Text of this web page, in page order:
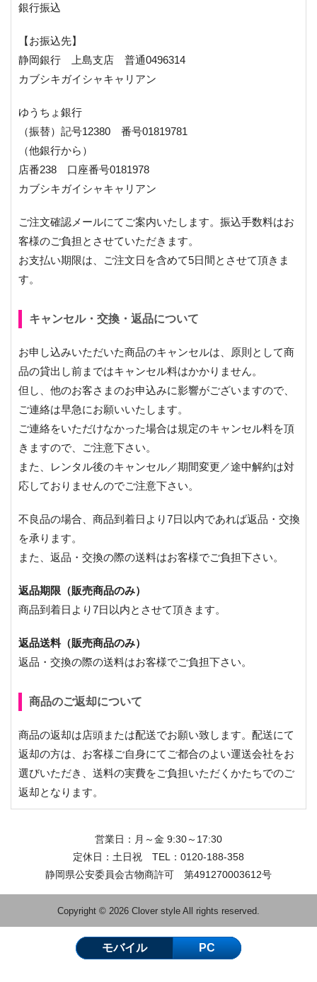
銀行振込
【お振込先】
静岡銀行 上島支店 普通0496314
カブシキガイシャキャリアン
ゆうちょ銀行
（振替）記号12380 番号01819781
（他銀行から）
店番238 口座番号0181978
カブシキガイシャキャリアン
ご注文確認メールにてご案内いたします。振込手数料はお
客様のご負担とさせていただきます。
お支払い期限は、ご注文日を含めて5日間とさせて頂きま
す。
キャンセル・交換・返品について
お申し込みいただいた商品のキャンセルは、原則として商
品の貸出し前まではキャンセル料はかかりません。
但し、他のお客さまのお申込みに影響がございますので、
ご連絡は早急にお願いいたします。
ご連絡をいただけなかった場合は規定のキャンセル料を頂
きますので、ご注意下さい。
また、レンタル後のキャンセル／期間変更／途中解約は対
応しておりませんのでご注意下さい。
不良品の場合、商品到着日より7日以内であれば返品・交換
を承ります。
また、返品・交換の際の送料はお客様でご負担下さい。
返品期限（販売商品のみ）
商品到着日より7日以内とさせて頂きます。
返品送料（販売商品のみ）
返品・交換の際の送料はお客様でご負担下さい。
商品のご返却について
商品の返却は店頭または配送でお願い致します。配送にて
返却の方は、お客様ご自身にてご都合のよい運送会社をお
選びいただき、送料の実費をご負担いただくかたちでのご
返却となります。
営業日：月～金 9:30～17:30
定休日：土日祝 TEL： 0120-188-358
静岡県公安委員会古物商許可 第491270003612号
Copyright © 2026 Clover style All rights reserved.
モバイル PC